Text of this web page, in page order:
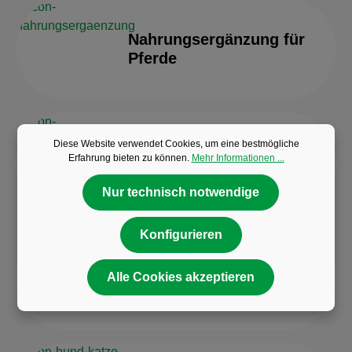
Nahrungsergänzung für
Pferde
Insektenschutz für Pferde
Alles für dein Pferd
Diese Website verwendet Cookies, um eine bestmögliche
Erfahrung bieten zu können. Mehr Informationen ...
Nur technisch notwendige
Konfigurieren
Alle Cookies akzeptieren